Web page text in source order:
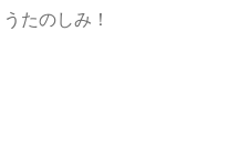
たのしみ！